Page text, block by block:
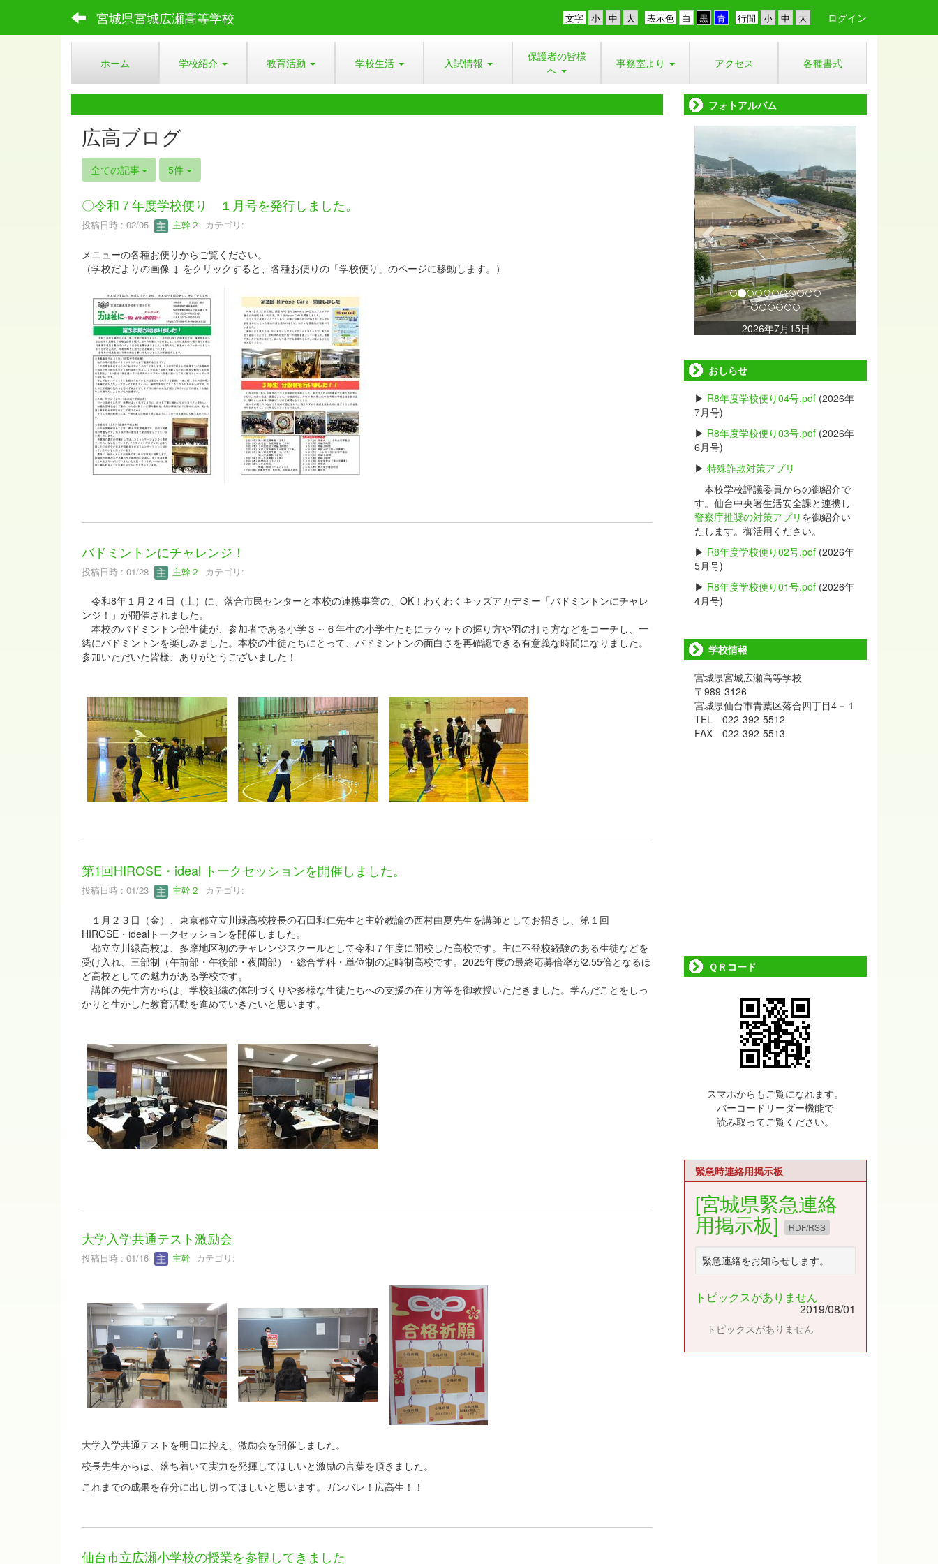
宮城県宮城広瀬高等学校 行間
表示色
文字 ログイン
ホーム 学校紹介 教育活動 学校生活 入試情報
保護者の皆様
へ
事務室より アクセス 各種書式
広高ブログ
全ての記事 5件
〇令和７年度学校便り １月号を発行しました。
投稿日時 : 02/05 主幹２ カテゴリ:
メニューの各種お便りからご覧ください。
（学校だよりの画像 ↓ をクリックすると、各種お便りの「学校便り」のページに移動します。）
バドミントンにチャレンジ！
投稿日時 : 01/28 主幹２ カテゴリ:
令和8年１月２４日（土）に、落合市民センターと本校の連携事業の、OK！わくわくキッズアカデミー「バドミントンにチャレ
ンジ！」が開催されました。
本校のバドミントン部生徒が、参加者である小学３～６年生の小学生たちにラケットの握り方や羽の打ち方などをコーチし、一
緒にバドミントンを楽しみました。本校の生徒たちにとって、バドミントンの面白さを再確認できる有意義な時間になりました。
参加いただいた皆様、ありがとうございました！
第1回HIROSE・ideal トークセッションを開催しました。
投稿日時 : 01/23 主幹２ カテゴリ:
１月２３日（金）、東京都立立川緑高校校長の石田和仁先生と主幹教諭の西村由夏先生を講師としてお招きし、第１回
HIROSE・idealトークセッションを開催しました。
都立立川緑高校は、多摩地区初のチャレンジスクールとして令和７年度に開校した高校です。主に不登校経験のある生徒などを
受け入れ、三部制（午前部・午後部・夜間部）・総合学科・単位制の定時制高校です。2025年度の最終応募倍率が2.55倍となるほ
ど高校としての魅力がある学校です。
講師の先生方からは、学校組織の体制づくりや多様な生徒たちへの支援の在り方等を御教授いただきました。学んだことをしっ
かりと生かした教育活動を進めていきたいと思います。
大学入学共通テスト激励会
投稿日時 : 01/16 主幹 カテゴリ:
大学入学共通テストを明日に控え、激励会を開催しました。
校長先生からは、落ち着いて実力を発揮してほしいと激励の言葉を頂きました。
これまでの成果を存分に出し切ってほしいと思います。ガンバレ！広高生！！
仙台市立広瀬小学校の授業を参観してきました
フォトアルバム
2026年7月15日
p
r
e
v
i
o
u
s
x
t
おしらせ
▶ R8年度学校便り04号.pdf(2026年
7月号)
▶ R8年度学校便り03号.pdf(2026年
6月号)
▶ 特殊詐欺対策アプリ
本校学校評議委員からの御紹介で
す。仙台中央署生活安全課と連携し
警察庁推奨の対策アプリ を御紹介い
たします。御活用ください。
▶ R8年度学校便り02号.pdf(2026年
5月号)
▶ R8年度学校便り01号.pdf(2026年
4月号)
学校情報
宮城県宮城広瀬高等学校
〒989-3126
宮城県仙台市青葉区落合四丁目4－１
TEL 022-392-5512
FAX 022-392-5513
ＱＲコード
スマホからもご覧になれます。
バーコードリーダー機能で
読み取ってご覧ください。
緊急時連絡用掲示板
[宮城県緊急連絡
用掲示板] RDF/RSS
緊急連絡をお知らせします。
トピックスがありません
2019/08/01
トピックスがありません